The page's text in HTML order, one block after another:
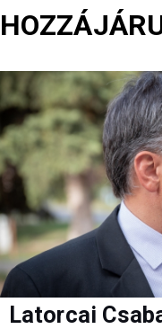
Latorcai